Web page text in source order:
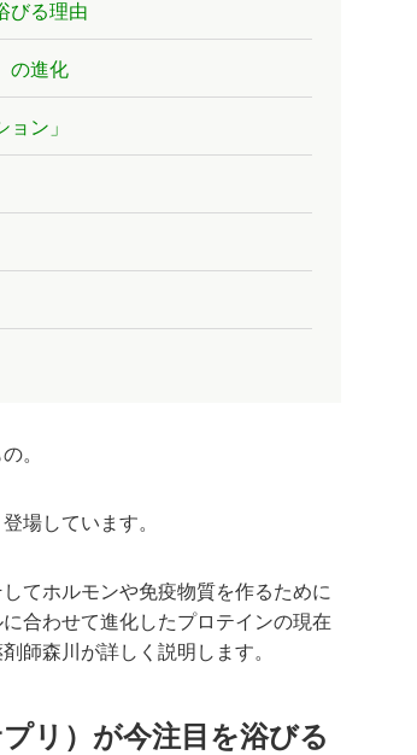
びる理由
の進化
ン」
。
場しています。
てホルモンや免疫物質を作るために
合わせて進化したプロテインの現在
師森川が詳しく説明します。
リ）が今注目を浴びる